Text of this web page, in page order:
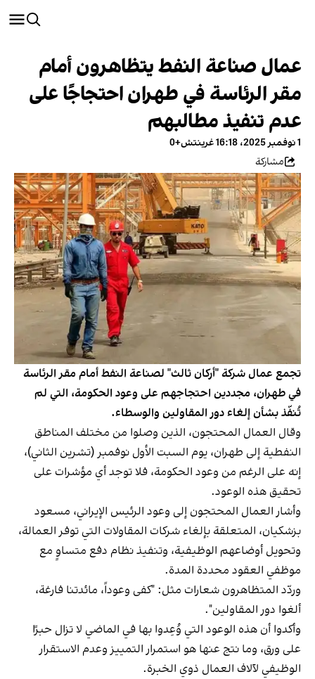
عمال صناعة النفط يتظاهرون أمام
مقر الرئاسة في طهران احتجاجًا على
عدم تنفيذ مطالبهم
1 نوفمبر 2025، 16:18 غرينتش+0
مشاركة
تجمع عمال شركة "أركان ثالث" لصناعة النفط أمام مقر الرئاسة
في طهران، مجددين احتجاجهم على وعود الحكومة، التي لم
تُنفّذ بشأن إلغاء دور المقاولين والوسطاء.
وقال العمال المحتجون، الذين وصلوا من مختلف المناطق
النفطية إلى طهران، يوم السبت الأول نوفمبر (تشرين الثاني)،
إنه على الرغم من وعود الحكومة، فلا توجد أي مؤشرات على
تحقيق هذه الوعود.
وأشار العمال المحتجون إلى وعود الرئيس الإيراني، مسعود
بزشکیان، المتعلقة بإلغاء شركات المقاولات التي توفر العمالة،
وتحويل أوضاعهم الوظيفية، وتنفيذ نظام دفع متساوٍ مع
موظفي العقود محددة المدة.
وردّد المتظاهرون شعارات مثل: "كفى وعوداً، مائدتنا فارغة،
ألغوا دور المقاولين".
وأكدوا أن هذه الوعود التي وُعِدوا بها في الماضي لا تزال حبرًا
على ورق، وما نتج عنها هو استمرار التمييز وعدم الاستقرار
الوظيفي لآلاف العمال ذوي الخبرة.